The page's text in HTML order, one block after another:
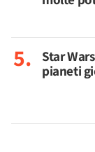
Star
pianeti